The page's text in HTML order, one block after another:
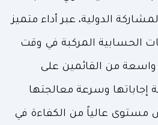
الدولية، عبر أداء متميز
الحسابية المركبة في وقت
من القائمين على
إجاباتها وسرعة معالجتها
مستوى عالياً من الكفاءة في